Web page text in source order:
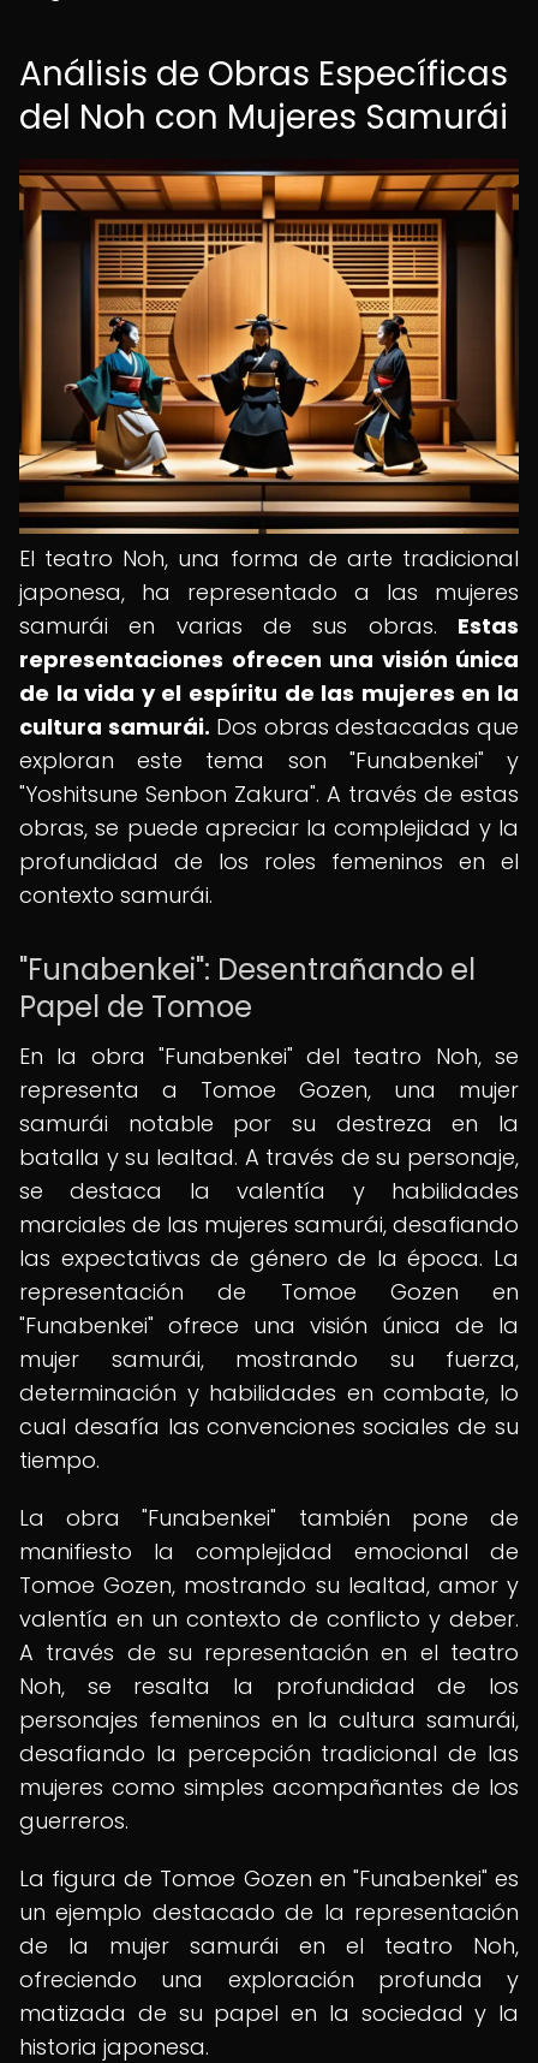
Análisis de Obras Específicas
del Noh con Mujeres Samurái
El teatro Noh, una forma de arte tradicional
japonesa, ha representado a las mujeres
samurái en varias de sus obras. Estas
representaciones ofrecen una visión única
de la vida y el espíritu de las mujeres en la
cultura samurái. Dos obras destacadas que
exploran este tema son "Funabenkei" y
"Yoshitsune Senbon Zakura". A través de estas
obras, se puede apreciar la complejidad y la
profundidad de los roles femeninos en el
contexto samurái.
"Funabenkei": Desentrañando el
Papel de Tomoe
En la obra "Funabenkei" del teatro Noh, se
representa a Tomoe Gozen, una mujer
samurái notable por su destreza en la
batalla y su lealtad. A través de su personaje,
se destaca la valentía y habilidades
marciales de las mujeres samurái, desafiando
las expectativas de género de la época. La
representación de Tomoe Gozen en
"Funabenkei" ofrece una visión única de la
mujer samurái, mostrando su fuerza,
determinación y habilidades en combate, lo
cual desafía las convenciones sociales de su
tiempo.
La obra "Funabenkei" también pone de
manifiesto la complejidad emocional de
Tomoe Gozen, mostrando su lealtad, amor y
valentía en un contexto de conflicto y deber.
A través de su representación en el teatro
Noh, se resalta la profundidad de los
personajes femeninos en la cultura samurái,
desafiando la percepción tradicional de las
mujeres como simples acompañantes de los
guerreros.
La figura de Tomoe Gozen en "Funabenkei" es
un ejemplo destacado de la representación
de la mujer samurái en el teatro Noh,
ofreciendo una exploración profunda y
matizada de su papel en la sociedad y la
historia japonesa.